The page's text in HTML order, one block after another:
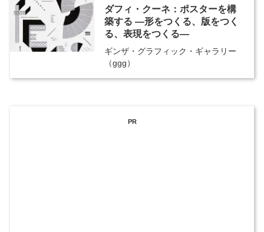
ダフィ・クーネ：ポスターを構
築する ―形をつくる、版をつく
る、表現をつくる―
ギンザ・グラフィック・ギャラリー
（ggg）
PR